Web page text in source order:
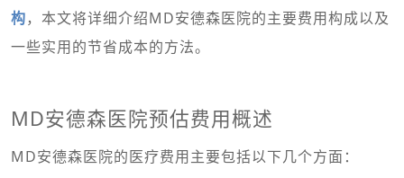
构，本文将详细介绍MD安德森医院的主要费用构成以及
一些实用的节省成本的方法。
MD安德森医院预估费用概述
MD安德森医院的医疗费用主要包括以下几个方面：